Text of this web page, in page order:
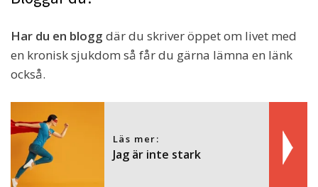
Har du en blogg där du skriver öppet om livet med
en kronisk sjukdom så får du gärna lämna en länk
också.
Läs mer:
Jag är inte stark